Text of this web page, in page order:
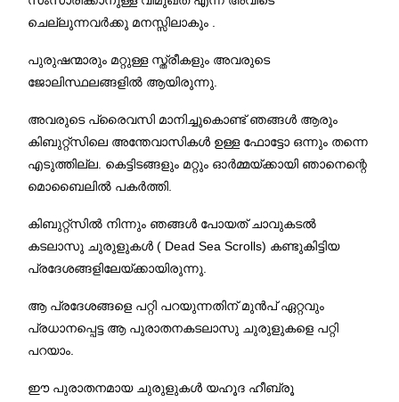
ചെല്ലുന്നവർക്കു മനസ്സിലാകും .
പുരുഷന്മാരും മറ്റുള്ള സ്ത്രീകളും അവരുടെ
ജോലിസ്ഥലങ്ങളിൽ ആയിരുന്നു.
അവരുടെ പ്രൈവസി മാനിച്ചുകൊണ്ട് ഞങ്ങൾ ആരും
കിബുറ്റ്സിലെ അന്തേവാസികൾ ഉള്ള ഫോട്ടോ ഒന്നും തന്നെ
എടുത്തില്ല. കെട്ടിടങ്ങളും മറ്റും ഓർമ്മയ്ക്കായി ഞാനെന്റെ
മൊബൈലിൽ പകർത്തി.
കിബുറ്റ്സിൽ നിന്നും ഞങ്ങൾ പോയത് ചാവുകടൽ
കടലാസു ചുരുളുകൾ ( Dead Sea Scrolls) കണ്ടുകിട്ടിയ
പ്രദേശങ്ങളിലേയ്ക്കായിരുന്നു.
ആ പ്രദേശങ്ങളെ പറ്റി പറയുന്നതിന് മുൻപ് ഏറ്റവും
പ്രധാനപ്പെട്ട ആ പുരാതനകടലാസു ചുരുളുകളെ പറ്റി
പറയാം.
ഈ പുരാതനമായ ചുരുളുകൾ യഹൂദ ഹീബ്രൂ